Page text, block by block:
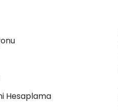
Hesaplama